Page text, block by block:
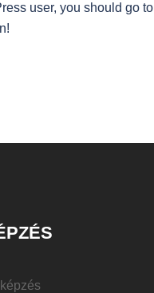
user, you should go to